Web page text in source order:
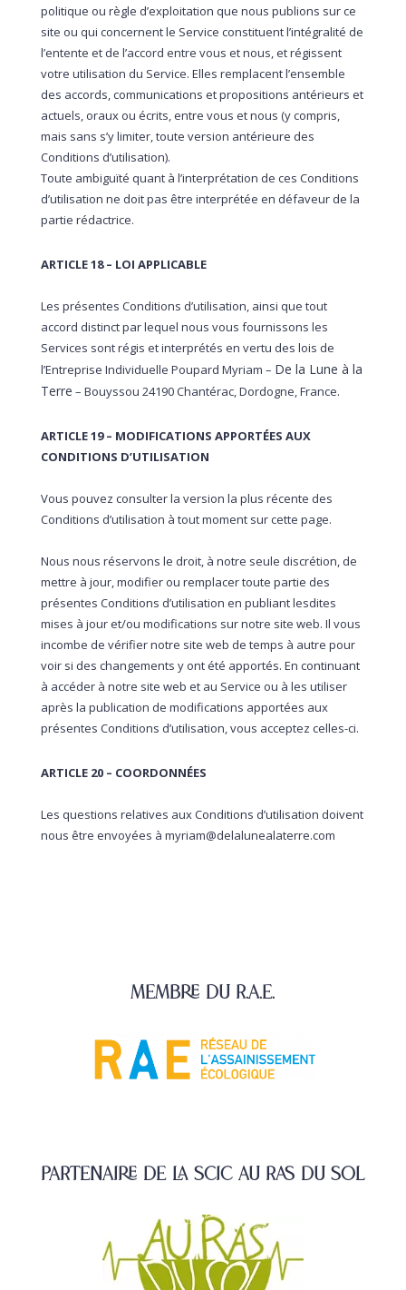
politique ou règle d’exploitation que nous publions sur ce
site ou qui concernent le Service constituent l’intégralité de
l’entente et de l’accord entre vous et nous, et régissent
votre utilisation du Service. Elles remplacent l’ensemble
des accords, communications et propositions antérieurs et
actuels, oraux ou écrits, entre vous et nous (y compris,
mais sans s’y limiter, toute version antérieure des
Conditions d’utilisation).
Toute ambiguïté quant à l’interprétation de ces Conditions
d’utilisation ne doit pas être interprétée en défaveur de la
partie rédactrice.
ARTICLE 18 – LOI APPLICABLE
Les présentes Conditions d’utilisation, ainsi que tout
accord distinct par lequel nous vous fournissons les
Services sont régis et interprétés en vertu des lois de
l’Entreprise Individuelle Poupard Myriam – De la Lune à la
Terre – Bouyssou 24190 Chantérac, Dordogne, France.
ARTICLE 19 – MODIFICATIONS APPORTÉES AUX
CONDITIONS D’UTILISATION
Vous pouvez consulter la version la plus récente des
Conditions d’utilisation à tout moment sur cette page.
Nous nous réservons le droit, à notre seule discrétion, de
mettre à jour, modifier ou remplacer toute partie des
présentes Conditions d’utilisation en publiant lesdites
mises à jour et/ou modifications sur notre site web. Il vous
incombe de vérifier notre site web de temps à autre pour
voir si des changements y ont été apportés. En continuant
à accéder à notre site web et au Service ou à les utiliser
après la publication de modifications apportées aux
présentes Conditions d’utilisation, vous acceptez celles-ci.
ARTICLE 20 – COORDONNÉES
Les questions relatives aux Conditions d’utilisation doivent
nous être envoyées à myriam@delalunealaterre.com
Membre du R.A.E.
Partenaire de la SCIC Au Ras du Sol